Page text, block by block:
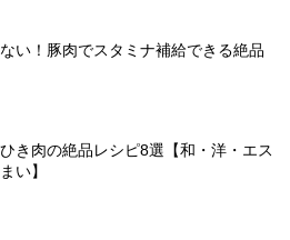
い！豚肉でスタミナ補給できる絶品
き肉の絶品レシピ8選【和・洋・エス
い】